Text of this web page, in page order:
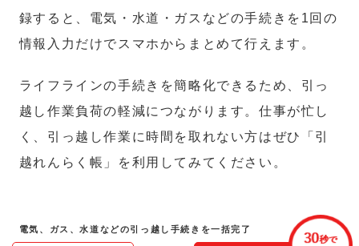
録すると、電気・水道・ガスなどの手続きを1回の
情報入力だけでスマホからまとめて行えます。
ライフラインの手続きを簡略化できるため、引っ
越し作業負荷の軽減につながります。仕事が忙し
く、引っ越し作業に時間を取れない方はぜひ「引
越れんらく帳」を利用してみてください。
電気、ガス、水道などの引っ越し手続きを一括完了